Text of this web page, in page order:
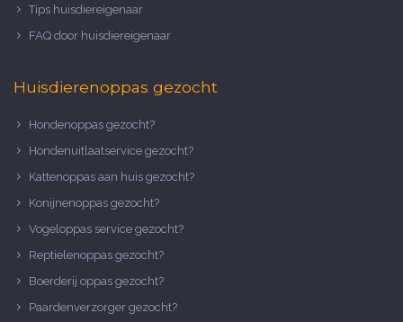
Tips huisdiereigenaar
FAQ door huisdiereigenaar
Huisdierenoppas gezocht
Hondenoppas gezocht?
Hondenuitlaatservice gezocht?
Kattenoppas aan huis gezocht?
Konijnenoppas gezocht?
Vogeloppas service gezocht?
Reptielenoppas gezocht?
Boerderij oppas gezocht?
Paardenverzorger gezocht?